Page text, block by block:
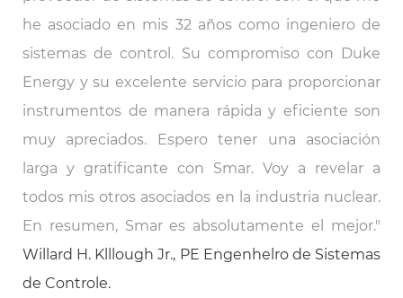
he asociado en mis 32 años como ingeniero de
sistemas de control. Su compromiso con Duke
Energy y su excelente servicio para proporcionar
instrumentos de manera rápida y eficiente son
muy apreciados. Espero tener una asociación
larga y gratificante con Smar. Voy a revelar a
todos mis otros asociados en la industria nuclear.
En resumen, Smar es absolutamente el mejor."
Willard H. Klllough Jr., PE Engenhelro de Sistemas
de Controle.